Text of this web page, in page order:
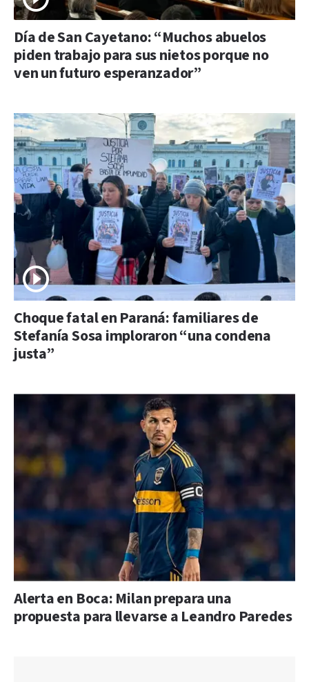
Día de San Cayetano: “Muchos abuelos
piden trabajo para sus nietos porque no
ven un futuro esperanzador”
Choque fatal en Paraná: familiares de
Stefanía Sosa imploraron “una condena
justa”
Alerta en Boca: Milan prepara una
propuesta para llevarse a Leandro Paredes